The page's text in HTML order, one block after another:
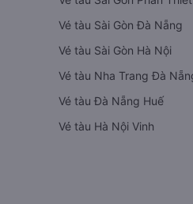
Vé tàu Sài Gòn Đà Nẵng
Vé tàu Sài Gòn Hà Nội
Vé tàu Nha Trang Đà
Vé tàu Đà Nẵng Huế
Vé tàu Hà Nội Vinh